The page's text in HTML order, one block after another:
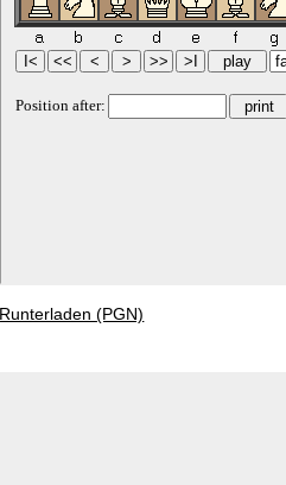
Runterladen (PGN)